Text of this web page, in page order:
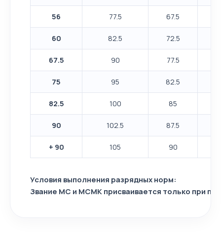
56 77.5 67.5
60 82.5 72.5
67.5 90 77.5
75 95 82.5
82.5 100 85
90 102.5 87.5
+ 90 105 90
Условия выполнения разрядных норм:
Звание МС и МСМК присваивается только при